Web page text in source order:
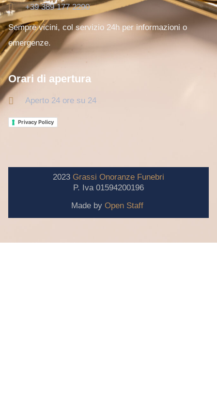
+39 389 177 2290
Sempre vicini, col servizio 24h per informazioni o
emergenze.
Orari di apertura
Aperto 24 ore su 24
Privacy Policy
2023 Grassi Onoranze Funebri
P. Iva 01594200196
Made by Open Staff